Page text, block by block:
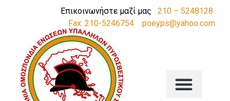
Επικοινωνήστε μαζί μας 210 – 5248128
Fax: 210-5246754
poeyps@yahoo.com